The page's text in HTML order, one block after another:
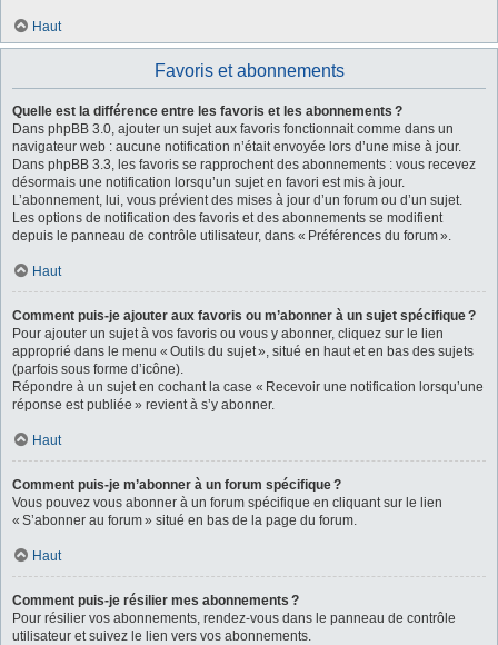
Haut
Favoris et abonnements
Quelle est la différence entre les favoris et les abonnements ?
Dans phpBB 3.0, ajouter un sujet aux favoris fonctionnait comme dans un
navigateur web : aucune notification n’était envoyée lors d’une mise à jour.
Dans phpBB 3.3, les favoris se rapprochent des abonnements : vous recevez
désormais une notification lorsqu’un sujet en favori est mis à jour.
L’abonnement, lui, vous prévient des mises à jour d’un forum ou d’un sujet.
Les options de notification des favoris et des abonnements se modifient
depuis le panneau de contrôle utilisateur, dans « Préférences du forum ».
Haut
Comment puis-je ajouter aux favoris ou m’abonner à un sujet spécifique ?
Pour ajouter un sujet à vos favoris ou vous y abonner, cliquez sur le lien
approprié dans le menu « Outils du sujet », situé en haut et en bas des sujets
(parfois sous forme d’icône).
Répondre à un sujet en cochant la case « Recevoir une notification lorsqu’une
réponse est publiée » revient à s’y abonner.
Haut
Comment puis-je m’abonner à un forum spécifique ?
Vous pouvez vous abonner à un forum spécifique en cliquant sur le lien
« S’abonner au forum » situé en bas de la page du forum.
Haut
Comment puis-je résilier mes abonnements ?
Pour résilier vos abonnements, rendez-vous dans le panneau de contrôle
utilisateur et suivez le lien vers vos abonnements.